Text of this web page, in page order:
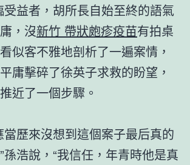
受益者，胡所長自始至終的語氣
，沒新竹 帶狀皰疹疫苗有拍桌
似客不雅地剖析了一遍案情，
庸擊碎了徐英子求救的盼望，
近了一個步驟。
歷來沒想到這個案子最后真的
孫浩說，“我信任，年青時他是真